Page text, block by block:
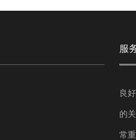
服
良
的
常